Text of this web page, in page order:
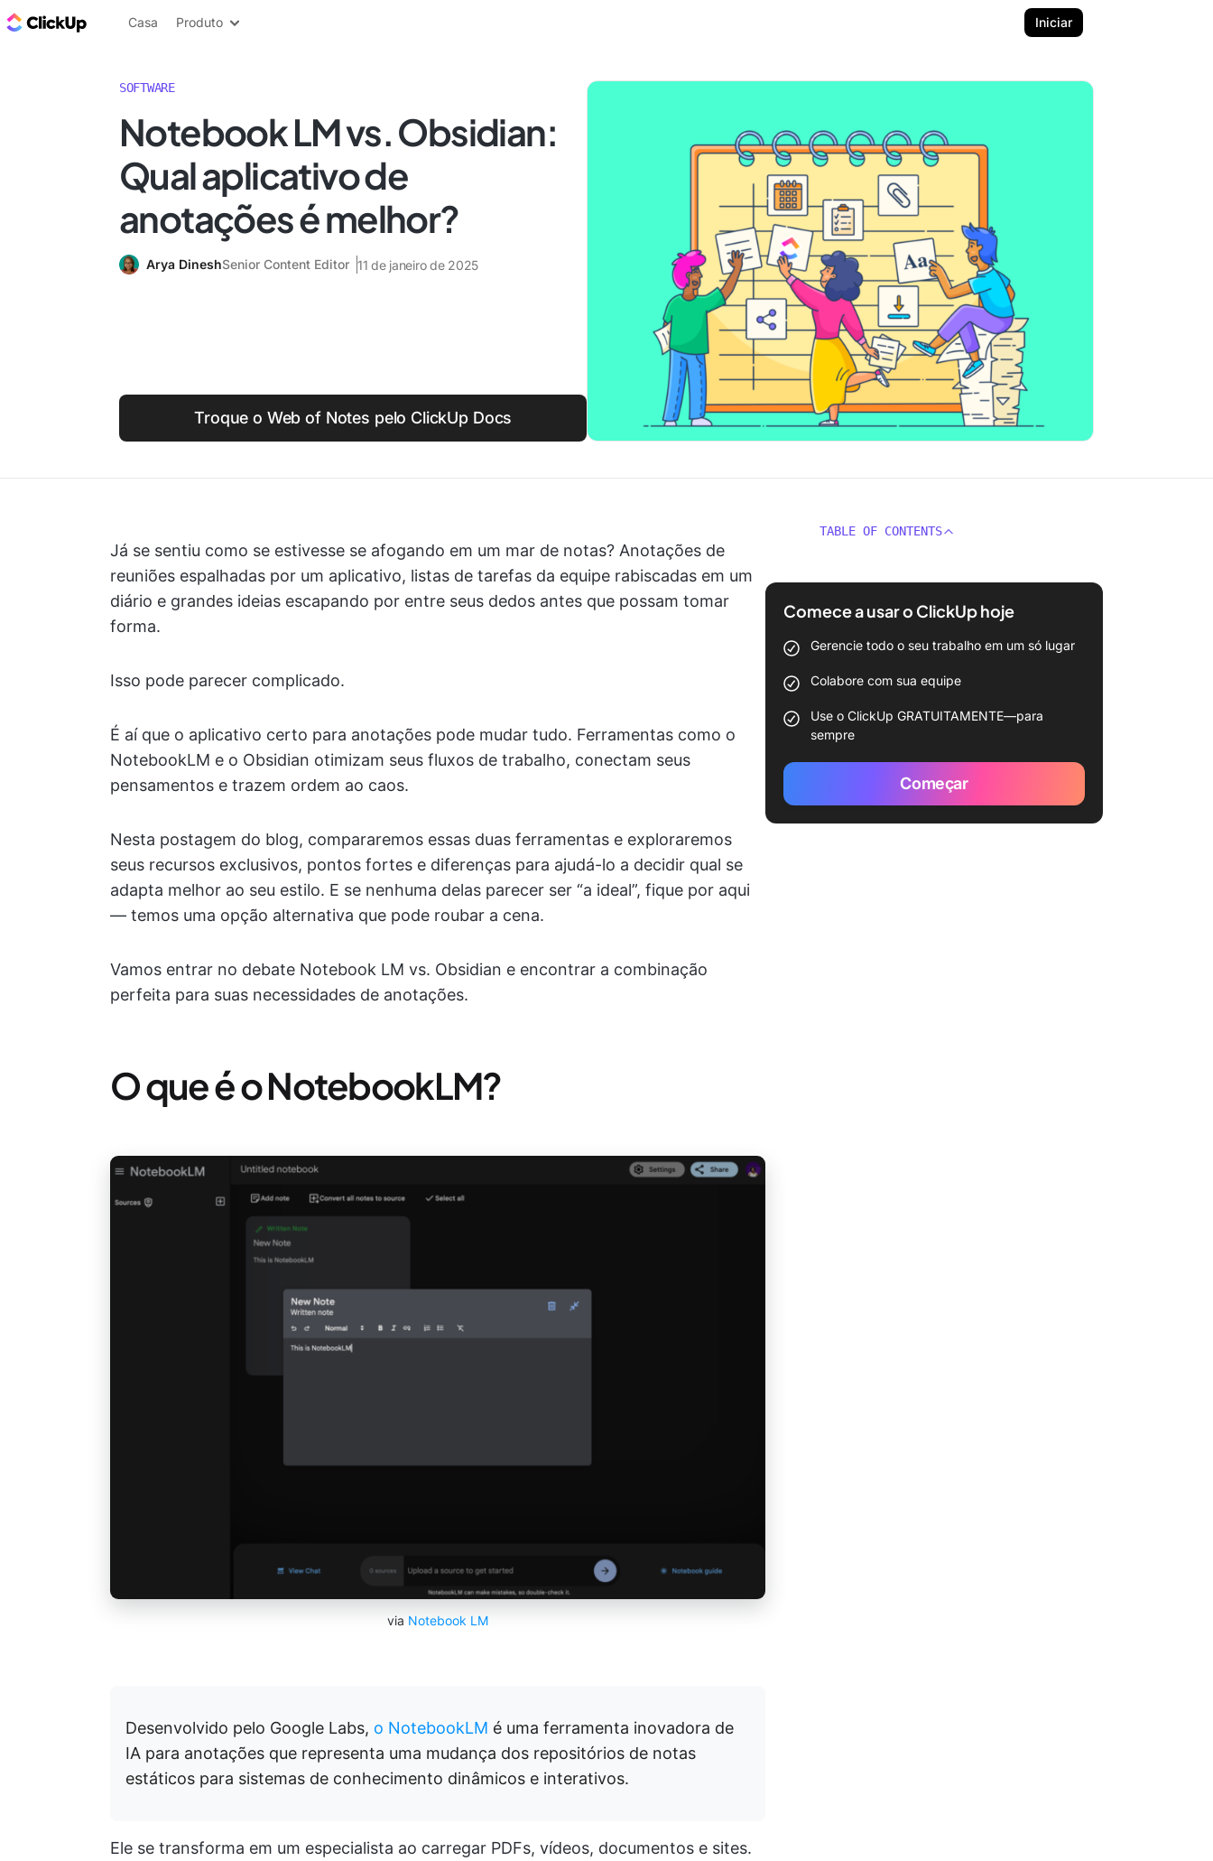
ClickUp Blogue
Casa Produto Iniciar
SOFTWARE
Notebook LM vs. Obsidian:
Qual aplicativo de
anotações é melhor?
Arya DineshSenior Content Editor 11 de janeiro de 2025
Troque o Web of Notes pelo ClickUp Docs
Já se sentiu como se estivesse se afogando em um mar de notas? Anotações de
reuniões espalhadas por um aplicativo, listas de tarefas da equipe rabiscadas em um
diário e grandes ideias escapando por entre seus dedos antes que possam tomar
forma.
Isso pode parecer complicado.
É aí que o aplicativo certo para anotações pode mudar tudo. Ferramentas como o
NotebookLM e o Obsidian otimizam seus fluxos de trabalho, conectam seus
pensamentos e trazem ordem ao caos.
Nesta postagem do blog, compararemos essas duas ferramentas e exploraremos
seus recursos exclusivos, pontos fortes e diferenças para ajudá-lo a decidir qual se
adapta melhor ao seu estilo. E se nenhuma delas parecer ser “a ideal”, fique por aqui
— temos uma opção alternativa que pode roubar a cena.
Vamos entrar no debate Notebook LM vs. Obsidian e encontrar a combinação
perfeita para suas necessidades de anotações.
O que é o NotebookLM?
via Notebook LM
Desenvolvido pelo Google Labs, o NotebookLM é uma ferramenta inovadora de
IA para anotações que representa uma mudança dos repositórios de notas
estáticos para sistemas de conhecimento dinâmicos e interativos.
Ele se transforma em um especialista ao carregar PDFs, vídeos, documentos e sites.
TABLE OF CONTENTS
Comece a usar o ClickUp hoje
Gerencie todo o seu trabalho em um só lugar
Colabore com sua equipe
Use o ClickUp GRATUITAMENTE—para
sempre
Começar